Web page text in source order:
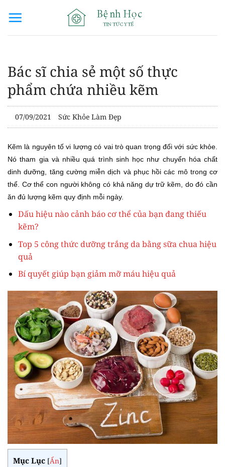
qua
Bác sĩ chia sẻ một số thực
phẩm chứa nhiều kẽm
07/09/2021 Sức Khỏe Làm Đẹp
Kẽm là nguyên tố vi lượng có vai trò quan trọng đối với sức khỏe.
Nó tham gia và nhiều quá trình sinh học như chuyển hóa chất
dinh dưỡng, tăng cường miễn dịch và phục hồi các mô trong cơ
thể. Cơ thể con người không có khả năng dự trữ kẽm, do đó cần
ăn đủ lượng kẽm quy định mỗi ngày.
Dấu hiệu nào cảnh báo cơ thể của bạn đang thiếu
kẽm?
Top 5 công thức dưỡng trắng da bằng sữa chua hiệu
quả
Bí quyết giúp bạn giảm mỡ máu hiệu quả
Mục Lục [Ẩn]